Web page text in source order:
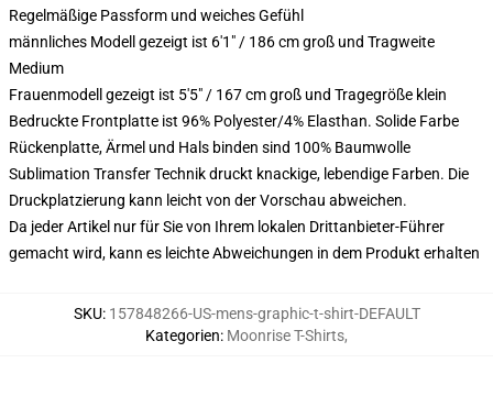
Regelmäßige Passform und weiches Gefühl
männliches Modell gezeigt ist 6'1" / 186 cm groß und Tragweite
Medium
Frauenmodell gezeigt ist 5'5" / 167 cm groß und Tragegröße klein
Bedruckte Frontplatte ist 96% Polyester/4% Elasthan. Solide Farbe
Rückenplatte, Ärmel und Hals binden sind 100% Baumwolle
Sublimation Transfer Technik druckt knackige, lebendige Farben. Die
Druckplatzierung kann leicht von der Vorschau abweichen.
Da jeder Artikel nur für Sie von Ihrem lokalen Drittanbieter-Führer
gemacht wird, kann es leichte Abweichungen in dem Produkt erhalten
SKU: 157848266-US-mens-graphic-t-shirt-DEFAULT
Kategorien: Moonrise T-Shirts,